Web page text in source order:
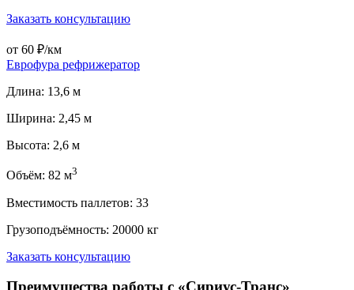
Заказать консультацию
от 60 ₽/км
Еврофура рефрижератор
Длина: 13,6 м
Ширина: 2,45 м
Высота: 2,6 м
Объём: 82 м3
Вместимость паллетов: 33
Грузоподъёмность: 20000 кг
Заказать консультацию